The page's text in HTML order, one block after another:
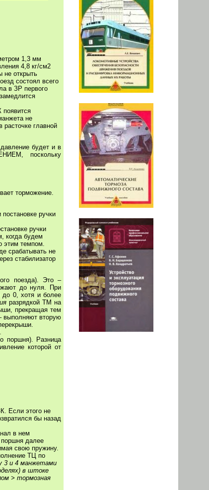
1,3 мм
4,8 кг/см2
не открыть
состоял всего
в ЗР первого
появится
не
главной
будет и в
поскольку
торможение.
ручки
ручки
когда будем
этим темпом.
срабатывать не
стабилизатор
поезда). Это –
до нуля. При
до 0, хотя и более
разрядкой ТМ на
прекращая тем
выполняют вторую
поршня). Разница
которой от
Если этого не
бы назад
в нем
далее
свою пружину.
ТЦ по
3 и 4 манжетами
в штоке
> тормозная